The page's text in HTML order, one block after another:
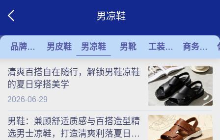
男凉鞋
品牌男鞋 男皮鞋 男凉鞋 男靴 工装鞋靴 商务皮鞋
清爽百搭自在随行，解锁男鞋凉鞋
的夏日穿搭美学
2026-06-29
男鞋：兼顾舒适质感与百搭造型精
选男士凉鞋，打造清爽利落夏日男